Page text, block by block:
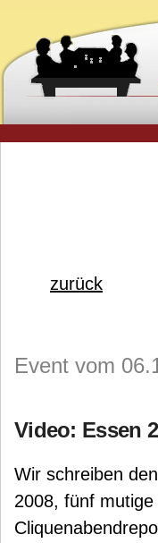
zurück
Event vom
Video: Essen
Wir schreiben
2008, fünf